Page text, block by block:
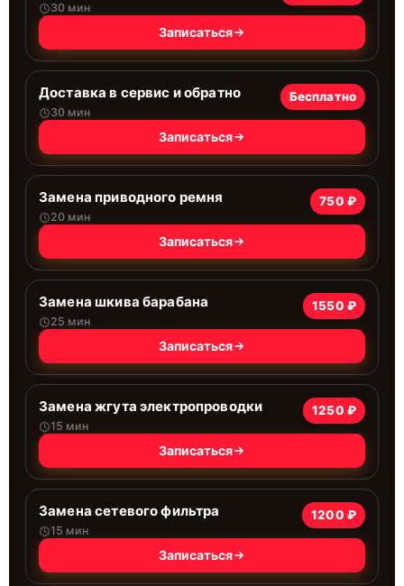
30 мин
Записаться
Доставка в сервис и обратно
30 мин
Бесплатно
Записаться
Замена приводного ремня
20 мин
750 ₽
Записаться
Замена шкива барабана
25 мин
1550 ₽
Записаться
Замена жгута электропроводки
15 мин
1250 ₽
Записаться
Замена сетевого фильтра
15 мин
1200 ₽
Записаться